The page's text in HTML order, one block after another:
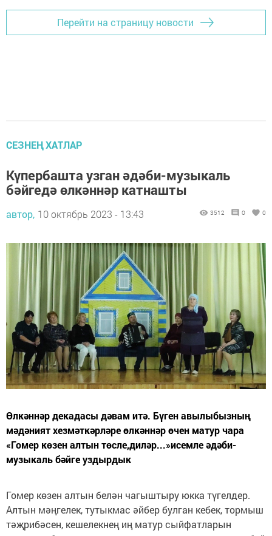
Перейти на страницу новости
СЕЗНЕҢ ХАТЛАР
Күпербашта узган әдәби-музыкаль
бәйгедә өлкәннәр катнашты
автор, 10 октябрь 2023 - 13:43 3512 0 0
Өлкәннәр декадасы дәвам итә. Бүген авылыбызның
мәдәният хезмәткәрләре өлкәннәр өчен матур чара
«Гомер көзен алтын төсле,диләр...»исемле әдәби-
музыкаль бәйге уздырдык
Гомер көзен алтын белән чагыштыру юкка түгелдер.
Алтын мәңгелек, тутыкмас әйбер булган кебек, тормыш
тәҗрибәсен, кешелекнең иң матур сыйфатларын